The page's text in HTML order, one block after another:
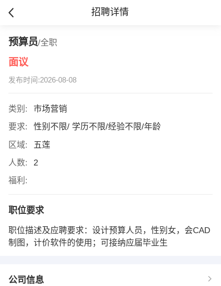
招聘详情
预算员/全职
面议
发布时间:2026-08-08
类别:
市场营销
要求:
性别不限/ 学历不限/经验不限/年龄
区域:
五莲
人数:
2
福利:
职位要求
职位描述及应聘要求：设计预算人员，性别女，会CAD
制图，计价软件的使用；可接纳应届毕业生
公司信息